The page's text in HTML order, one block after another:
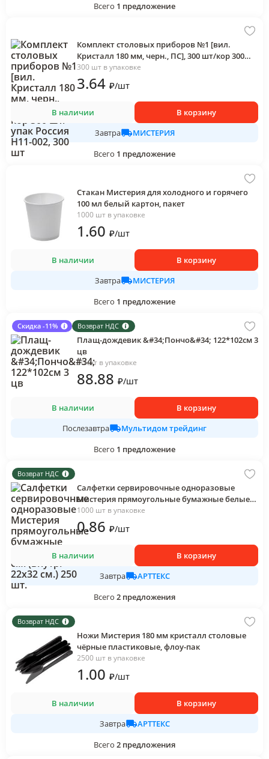
Всего 1 предложение
Комплект столовых приборов №1 [вил.
Кристалл 180 мм, черн., ПС], 300 шт/кор 300
шт/упак Россия Н11-002, 300 шт
300 шт в упаковке
3.64 ₽/шт
В наличии
В корзину
Завтра
МИСТЕРИЯ
Всего 1 предложение
Стакан Мистерия для холодного и горячего
100 мл белый картон, пакет
1000 шт в упаковке
1.60 ₽/шт
В наличии
В корзину
Завтра
МИСТЕРИЯ
Всего 1 предложение
Скидка -11% Возврат НДС
Плащ-дождевик &#34;Пончо&#34; 122*102см 3
цв
50 шт в упаковке
88.88 ₽/шт
В наличии
В корзину
Послезавтра
Мультидом трейдинг
Всего 1 предложение
Возврат НДС
Салфетки сервировочные одноразовые
Мистерия прямоугольные бумажные белые
35х45 см. (внутр. 22х32 см.) 250 шт.
1000 шт в упаковке
0.86 ₽/шт
В наличии
В корзину
Завтра
АРТТЕКС
Всего 2 предложения
Возврат НДС
Ножи Мистерия 180 мм кристалл столовые
чёрные пластиковые, флоу-пак
2500 шт в упаковке
1.00 ₽/шт
В наличии
В корзину
Завтра
АРТТЕКС
Всего 2 предложения